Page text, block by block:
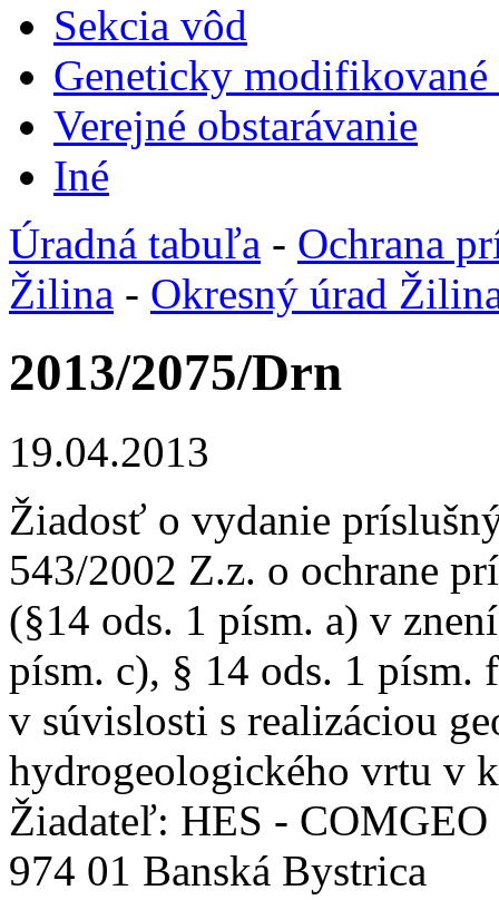
Sekcia vôd
Geneticky
Verejné obstarávanie
Iné
Úradná tabuľa - Ochrana
Žilina - Okresný úrad
2013/2075/Drn
19.04.2013
Žiadosť o vydanie
543/2002 Z.z. o ochrane
(§14 ods. 1 písm. a) v
písm. c), § 14 ods. 1 písm.
v súvislosti s realizáciou
hydrogeologického vrtu v
Žiadateľ: HES - COMGEO
974 01 Banská Bystrica